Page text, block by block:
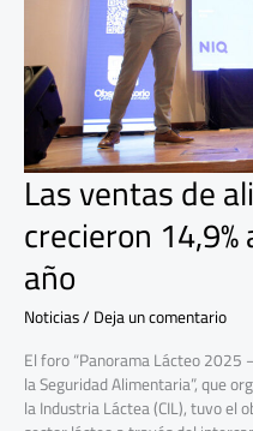
Las ventas de
crecieron
año
Noticias/Deja un comentario
El foro “Panorama Lácteo 2025
la Seguridad Alimentaria”, que
la Industria Láctea (CIL), tuvo el
de
este
año